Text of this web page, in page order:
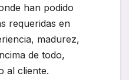
han podido
requeridas en
madurez,
de todo,
al cliente.